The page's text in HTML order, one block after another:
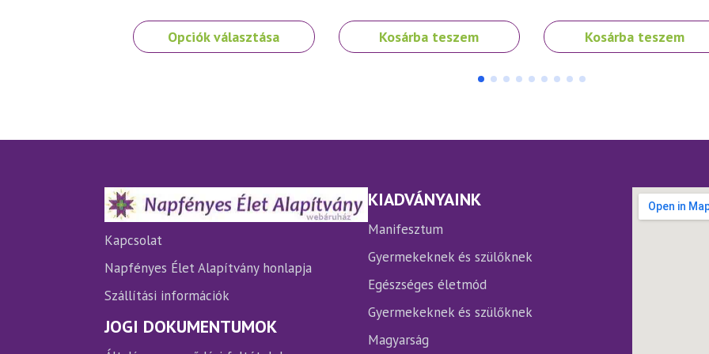
Opciók választása
Ennek
a
A
termékoldalon
választhatók
Kosárba teszem Kosárba teszem
Kapcsolat
Napfényes Élet Alapítvány honlapja
Szállítási információk
JOGI DOKUMENTUMOK
KIADVÁNYAINK
Manifesztum
Gyermekeknek és szülőknek
Egészséges életmód
Gyermekeknek és szülőknek
Magyarság